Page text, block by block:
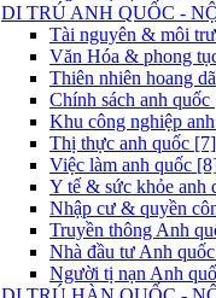
DI TRÚ ANH QUỐC -
Tài nguyên & môi
Văn Hóa & phong
Thiên nhiên hoang
Chính sách anh quốc
Khu công nghiệp
Thị thực anh quốc [7]
Việc làm anh quốc
Y tế & sức khỏe anh
Nhập cư & quyền
Truyền thông Anh
Nhà đầu tư Anh
Người tị nạn Anh